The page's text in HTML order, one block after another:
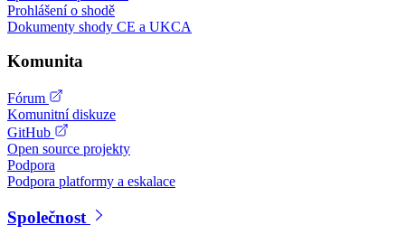
Prohlášení o shodě
Dokumenty shody CE a UKCA
Komunita
Fórum
Komunitní diskuze
GitHub
Open source projekty
Podpora
Podpora platformy a eskalace
Společnost